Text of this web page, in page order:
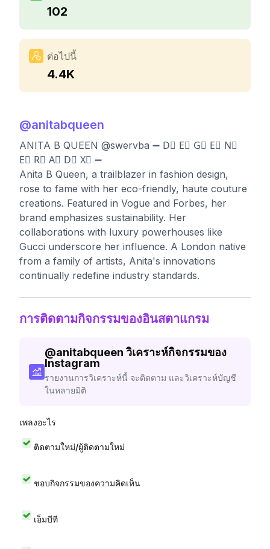
102
ต่อไปนี้
4.4K
@anitabqueen
ANITA B QUEEN @swervba ➖ D⃣ E⃣ G⃣ E⃣ N⃣
E⃣ R⃣ A⃣ D⃣ X⃣ ➖
Anita B Queen, a trailblazer in fashion design,
rose to fame with her eco-friendly, haute couture
creations. Featured in Vogue and Forbes, her
brand emphasizes sustainability. Her
collaborations with luxury powerhouses like
Gucci underscore her influence. A London native
from a family of artists, Anita's innovations
continually redefine industry standards.
การติดตามกิจกรรมของอินสตาแกรม
@anitabqueen วิเคราะห์กิจกรรมของ
Instagram
รายงานการวิเคราะห์นี้ จะติดตาม และวิเคราะห์บัญชี
ในหลายมิติ
เพลงอะไร
ติดตามใหม่/ผู้ติดตามใหม่
ชอบกิจกรรมของความคิดเห็น
เอ็มบีที